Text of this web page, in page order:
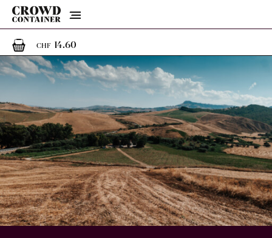
Menu
CHF 14.601 Artikel im Warenkorb